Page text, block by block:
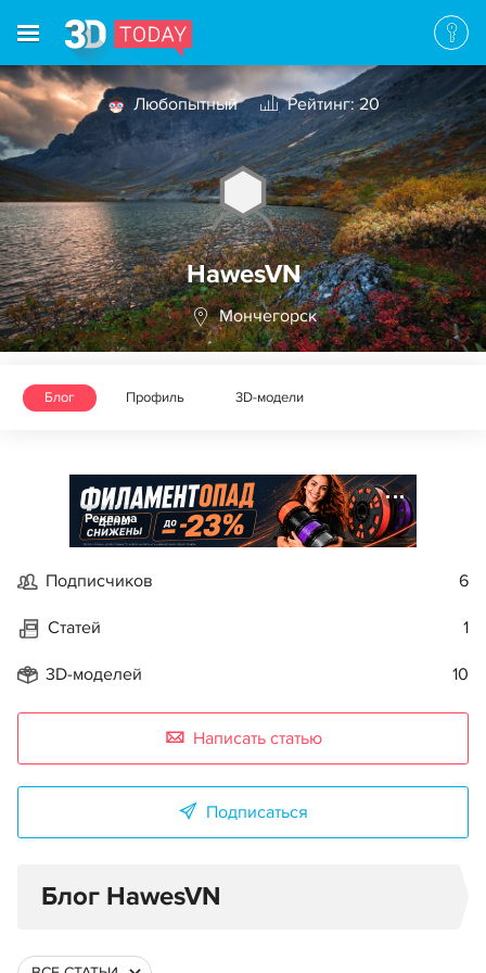
Любопытный Рейтинг: 20
HawesVN
Мончегорск
Блог Профиль 3D-модели
Реклама
Подписчиков 6
Статей 1
3D-моделей 10
Написать статью
Подписаться
Блог HawesVN